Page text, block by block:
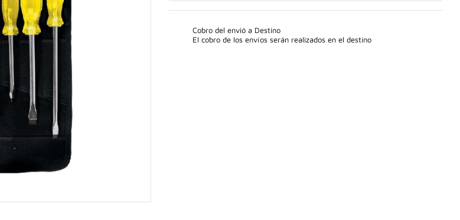
Cobro del envió a Destino
El cobro de los envíos serán realizados en el destino